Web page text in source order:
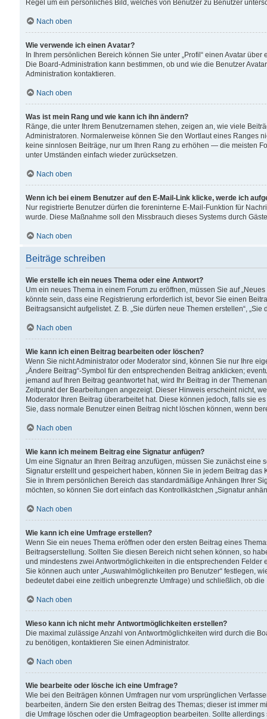
Regel um ein persönliches Bild, welches von Benutzer zu Benutzer
Nach oben
Wie verwende ich einen Avatar?
In Ihrem persönlichen Bereich können Sie unter „Profil“ einen Avatar
Die Board-Administration kann bestimmen, ob und wie die Benutzer
Administration kontaktieren.
Nach oben
Was ist mein Rang und wie kann ich ihn ändern?
Ränge, die unter Ihrem Benutzernamen stehen, zeigen an, wie viele
Administratoren. Normalerweise können Sie den Wortlaut eines Ranges
keine sinnlosen Beiträge, nur um Ihren Rang zu erhöhen — die meisten
unter Umständen einfach wieder zurücksetzen.
Nach oben
Wenn ich bei einem Benutzer auf den E-Mail-Link klicke, werde ich
Nur registrierte Benutzer dürfen die foreninterne E-Mail-Funktion für
wurde. Diese Maßnahme soll den Missbrauch dieses Systems durch
Nach oben
Beiträge schreiben
Wie erstelle ich ein neues Thema oder eine Antwort?
Um ein neues Thema in einem Forum zu eröffnen, müssen Sie auf
könnte sein, dass eine Registrierung erforderlich ist, bevor Sie einen
Beitragsansicht aufgelistet. Z. B. „Sie dürfen neue Themen erstellen“,
Nach oben
Wie kann ich einen Beitrag bearbeiten oder löschen?
Wenn Sie nicht Administrator oder Moderator sind, können Sie nur Ihre
„Ändere Beitrag“-Symbol für den entsprechenden Beitrag anklicken;
jemand auf Ihren Beitrag geantwortet hat, wird Ihr Beitrag in der
Zeitpunkt der Bearbeitungen angezeigt. Dieser Hinweis erscheint nicht,
Moderator Ihren Beitrag überarbeitet hat. Diese können jedoch, falls sie
Sie, dass normale Benutzer einen Beitrag nicht löschen können, wenn
Nach oben
Wie kann ich meinem Beitrag eine Signatur anfügen?
Um eine Signatur an Ihren Beitrag anzufügen, müssen Sie zunächst
Signatur erstellt und gespeichert haben, können Sie in jedem Beitrag
Sie in Ihrem persönlichen Bereich das standardmäßige Anhängen Ihrer
möchten, so können Sie dort einfach das Kontrollkästchen „Signatur
Nach oben
Wie kann ich eine Umfrage erstellen?
Wenn Sie ein neues Thema eröffnen oder den ersten Beitrag eines
Beitragserstellung. Sollten Sie diesen Bereich nicht sehen können, so
und mindestens zwei Antwortmöglichkeiten in die entsprechenden
Sie können auch unter „Auswahlmöglichkeiten pro Benutzer“ festlegen,
bedeutet dabei eine zeitlich unbegrenzte Umfrage) und schließlich, ob
Nach oben
Wieso kann ich nicht mehr Antwortmöglichkeiten erstellen?
Die maximal zulässige Anzahl von Antwortmöglichkeiten wird durch die
zu benötigen, kontaktieren Sie einen Administrator.
Nach oben
Wie bearbeite oder lösche ich eine Umfrage?
Wie bei den Beiträgen können Umfragen nur vom ursprünglichen
bearbeiten, ändern Sie den ersten Beitrag des Themas; dieser ist immer
die Umfrage löschen oder die Umfrageoption bearbeiten. Sollte